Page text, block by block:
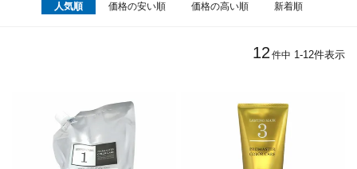
人気順 価格の安い順 価格の高い順 新着順
12 件中 1-12件表示